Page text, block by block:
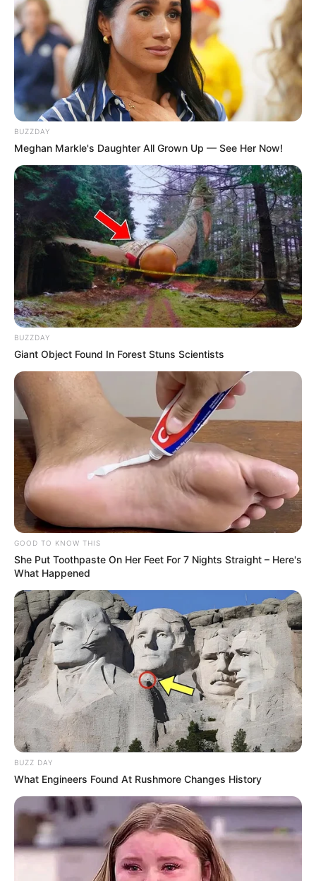
BUZZDAY
Meghan Markle's Daughter All Grown Up — See Her Now!
BUZZDAY
Giant Object Found In Forest Stuns Scientists
GOOD TO KNOW THIS
She Put Toothpaste On Her Feet For 7 Nights Straight – Here's
What Happened
BUZZ DAY
What Engineers Found At Rushmore Changes History